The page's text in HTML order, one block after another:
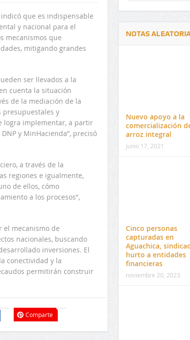
que es indispensable
y nacional para el
mecanismos que
mitigando grandes
ser llevados a la
cuenta la situación
de la mediación de la
presupuestales y
logra implementar, a partir
y MinHacienda”, precisó
a través de la
regiones e igualmente,
de ellos, cómo
a los procesos”,
el mecanismo de
nacionales, buscando
inversiones. El
conectividad y la
permitirán construir
Comparte
NOTAS
Nuevo apoyo a la
comercialización
arroz integral
junio 17, 2021
Cinco personas
capturadas en
Aguachica,
hurto a entidades
financieras
noviembre 20, 2023
nuevo Contralor
del Cesar
El 17 de enero vence
venta de pines para
preuniversitario de la